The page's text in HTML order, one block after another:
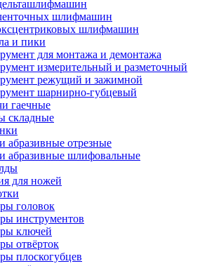
шлифмашин
шлифмашин
и пики
для монтажа и демонтажа
измерительный и разметочный
режущий и зажимной
шарнирно-губцевый
гаечные
складные
абразивные отрезные
абразивные шлифовальные
для ножей
головок
инструментов
ключей
отвёрток
плоскогубцев